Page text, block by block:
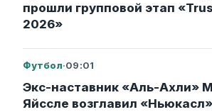
прошли групповой этап
2026»
Футбол·09:01
Экс-наставник «Аль-Ахли»
Яйссле возглавил «Ньюкасл»